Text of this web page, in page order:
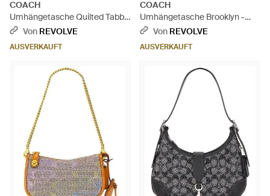
COACH
Umhängetasche Quilted Tabby
- Blau
Von REVOLVE
AUSVERKAUFT
COACH
Umhängetasche Brooklyn -
BlauVon REVOLVE
AUSVERKAUFT